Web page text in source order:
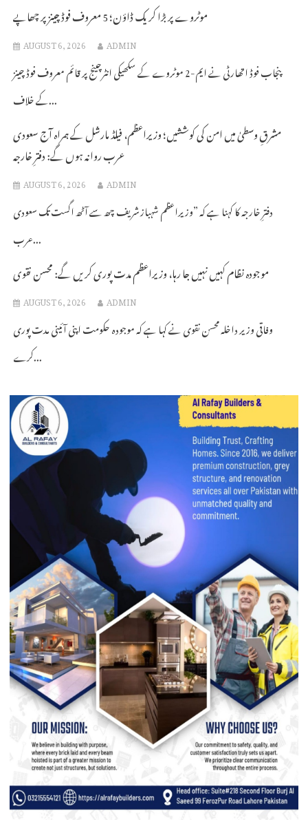
موٹروے پر بڑا کریک ڈاؤن؛ 5 معروف فوڈ چینز پر چھاپے
AUGUST 6, 2026 ADMIN
پنجاب فوڈ اتھارٹی نے ایم-2 موٹروے کے سکھیکی انٹرچینج پر قائم معروف فوڈ چینز
کے خلاف...
مشرقِ وسطیٰ میں امن کی کوششیں؛ وزیراعظم، فیلڈ مارشل کے ہمراہ آج سعودی
عرب روانہ ہوں گے: دفترِ خارجہ
AUGUST 6, 2026 ADMIN
دفترِ خارجہ کا کہنا ہے کہ ”وزیراعظم شہباز شریف چھ سے آٹھ اگست تک سعودی
عرب...
موجودہ نظام کہیں نہیں جا رہا، وزیراعظم مدت پوری کریں گے: محسن نقوی
AUGUST 6, 2026 ADMIN
وفاقی وزیر داخلہ محسن نقوی نے کہا ہے کہ موجودہ حکومت اپنی آئینی مدت پوری
کرے...